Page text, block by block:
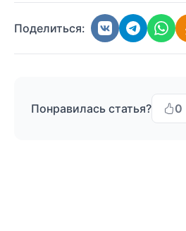
Поделиться:
Понравилась статья? 0